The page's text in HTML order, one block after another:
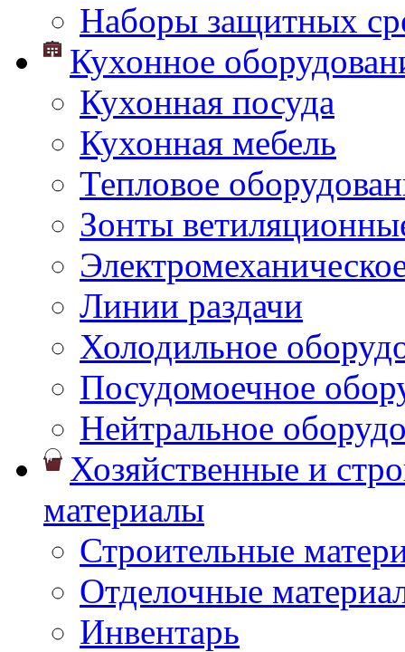
Наборы защитных
Кухонное
Кухонная посуда
Кухонная мебель
Тепловое
Зонты
Линии раздачи
Холодильное
Посудомоечное
Нейтральное
Хозяйственные и
материалы
Строительные
Отделочные
Инвентарь